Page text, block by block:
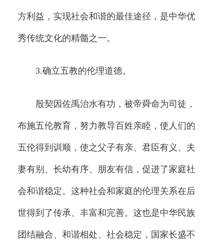
方利益，实现社会和谐的最佳途径，是中华优
秀传统文化的精髓之一。
3.确立五教的伦理道德。
殷契因佐禹治水有功，被帝舜命为司徒，
布施五伦教育，努力教导百姓亲睦，使人们的
五伦得到训顺，使之父子有亲、君臣有义、夫
妻有别、长幼有序、朋友有信，促进了家庭社
会和谐稳定。这种社会和家庭的伦理关系在后
世得到了传承、丰富和完善。这也是中华民族
团结融合、和谐相处、社会稳定，国家长盛不